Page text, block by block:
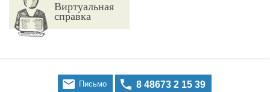
Виртуальная
справка
 Письмо  8 48673 2 15 39